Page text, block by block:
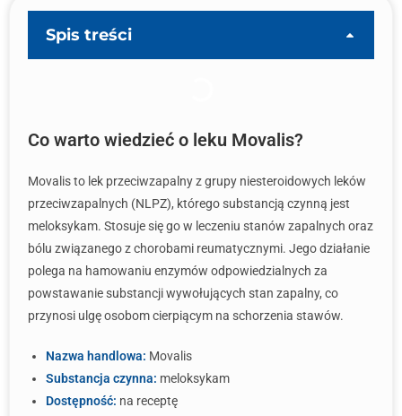
Spis treści
Co warto wiedzieć o leku Movalis?
Movalis to lek przeciwzapalny z grupy niesteroidowych leków
przeciwzapalnych (NLPZ), którego substancją czynną jest
meloksykam. Stosuje się go w leczeniu stanów zapalnych oraz
bólu związanego z chorobami reumatycznymi. Jego działanie
polega na hamowaniu enzymów odpowiedzialnych za
powstawanie substancji wywołujących stan zapalny, co
przynosi ulgę osobom cierpiącym na schorzenia stawów.
Nazwa handlowa: Movalis
Substancja czynna: meloksykam
Dostępność: na receptę